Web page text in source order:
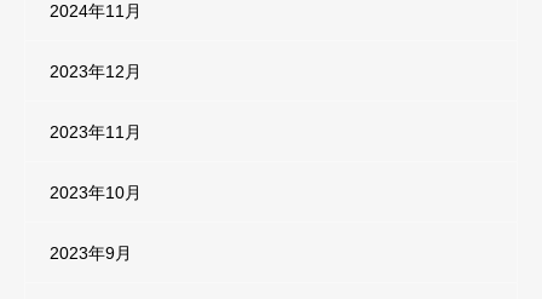
2024年11月
2023年12月
2023年11月
2023年10月
2023年9月